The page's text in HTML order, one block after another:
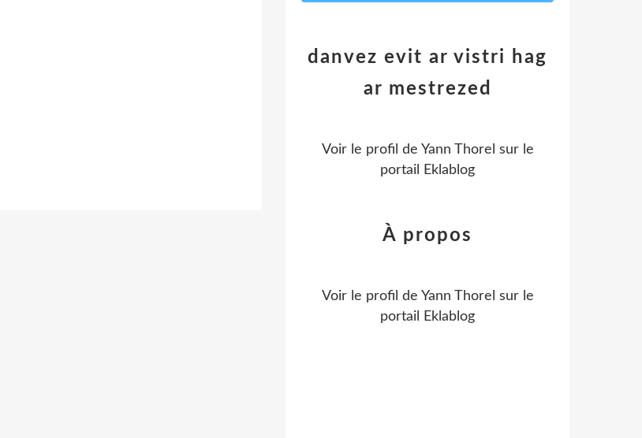
danvez evit ar vistri hag
ar mestrezed
Voir le profil de Yann Thorel sur le
portail Eklablog
À propos
Voir le profil de Yann Thorel sur le
portail Eklablog